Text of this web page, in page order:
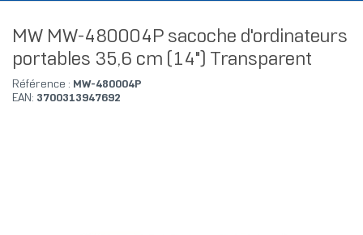
MW MW-480004P sacoche d'ordinateurs
portables 35,6 cm (14") Transparent
Référence : MW-480004P
EAN: 3700313947692